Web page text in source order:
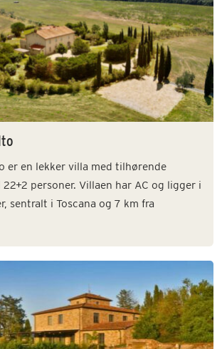
er en lekker villa med tilhørende
personer. Villaen har AC og ligger i
sentralt i Toscana og 7 km fra